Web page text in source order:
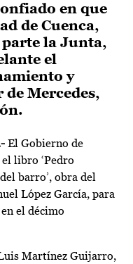
en que
de Cuenca,
la Junta,
el
y
Mercedes,
El Gobierno de
libro ‘Pedro
barro’, obra del
López García, para
el décimo
Martínez Guijarro,